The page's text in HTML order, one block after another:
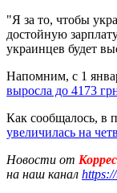
"Я за то, чтобы
достойную
украинцев будет
Напомним, с 1
выросла до 4173
Как сообщалось, в
увеличилась на
Новости от
на наш канал